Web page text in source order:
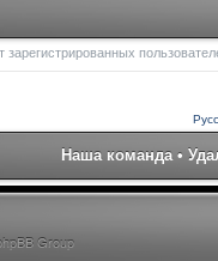
Наша команда •
Group